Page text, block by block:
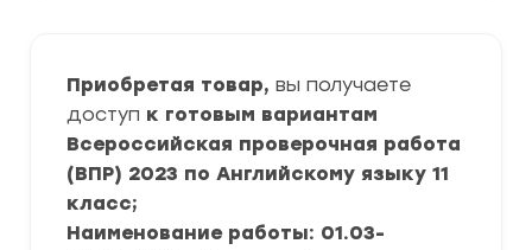
Приобретая товар, вы получаете
доступ к готовым вариантам
Всероссийская проверочная работа
(ВПР) 2023 по Английскому языку 11
класс;
Наименование работы: 01.03-